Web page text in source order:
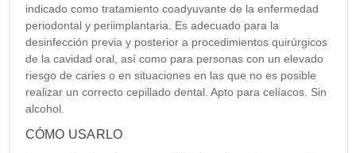
indicado como tratamiento coadyuvante de la enfermedad
periodontal y periimplantaria. Es adecuado para la
desinfección previa y posterior a procedimientos quirúrgicos
de la cavidad oral, así como para personas con un elevado
riesgo de caries o en situaciones en las que no es posible
realizar un correcto cepillado dental. Apto para celíacos. Sin
alcohol.
CÓMO USARLO